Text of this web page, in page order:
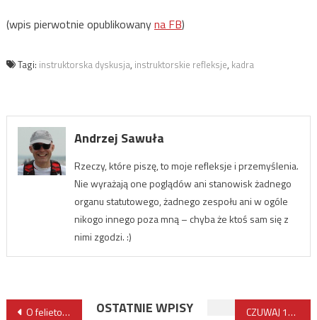
(wpis pierwotnie opublikowanyna FB)
Tagi: instruktorska dyskusja, instruktorskie refleksje, kadra
Andrzej Sawuła
Rzeczy, które piszę, to moje refleksje i przemyślenia.
Nie wyrażają one poglądów ani stanowisk żadnego
organu statutowego, żadnego zespołu ani w ogóle
nikogo innego poza mną – chyba że ktoś sam się z
nimi zgodzi. :)
Nawigacja
O felietonach i polemikach CZUWAJ 1/2020
OSTATNIE WPISY